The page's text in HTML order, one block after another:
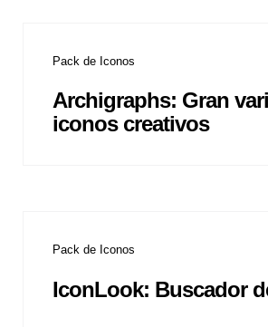
Pack de Iconos
Archigraphs: Gran
iconos creativos
Pack de Iconos
IconLook: Buscador